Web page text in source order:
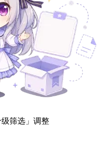
筛选」调整